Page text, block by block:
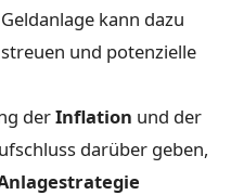
kann dazu
und potenzielle
derInflation und der
darüber geben,